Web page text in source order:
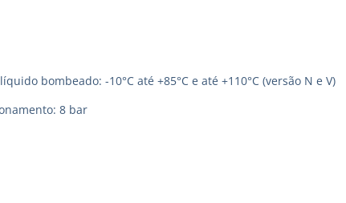
bombeado: -10°C até +85°C e até +110°C (versão N e V)
8 bar